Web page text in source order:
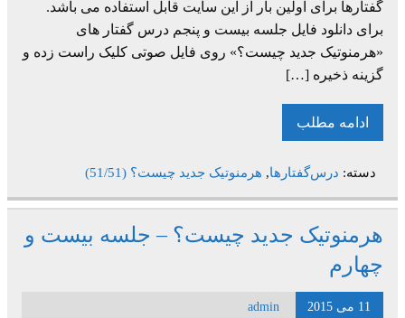
گفتارها برای اولین بار از این سایت قابل استفاده می باشد.
برای دانلود فایل جلسه بیست و پنجم درس گفتار های
«هرمنوتیک جدید چیست؟» روی فایل صوتی کلیک راست زده و
گزینه ذخیره […]
ادامه مطلب
دسته: درس‌گفتارها, هرمنوتیک جدید چیست؟ (51/51)
هرمنوتیک جدید چیست؟ – جلسه بیست و
چهارم
11 می 2015 admin